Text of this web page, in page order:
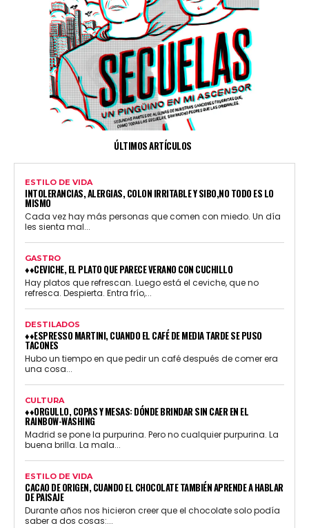
ÚLTIMOS ARTÍCULOS
ESTILO DE VIDA
INTOLERANCIAS, ALERGIAS, COLON IRRITABLE Y SIBO,NO TODO ES LO
MISMO
Cada vez hay más personas que comen con miedo. Un día
les sienta mal...
GASTRO
♦♦CEVICHE, EL PLATO QUE PARECE VERANO CON CUCHILLO
Hay platos que refrescan. Luego está el ceviche, que no
refresca. Despierta. Entra frío,...
DESTILADOS
♦♦ESPRESSO MARTINI, CUANDO EL CAFÉ DE MEDIA TARDE SE PUSO
TACONES
Hubo un tiempo en que pedir un café después de comer era
una cosa...
CULTURA
♦♦ORGULLO, COPAS Y MESAS: DÓNDE BRINDAR SIN CAER EN EL
RAINBOW-WASHING
Madrid se pone la purpurina. Pero no cualquier purpurina. La
buena brilla. La mala...
ESTILO DE VIDA
CACAO DE ORIGEN, CUANDO EL CHOCOLATE TAMBIÉN APRENDE A HABLAR
DE PAISAJE
Durante años nos hicieron creer que el chocolate solo podía
saber a dos cosas:...